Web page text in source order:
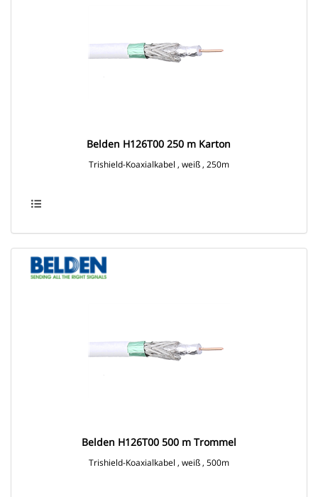
Belden H126T00 250 m Karton
Trishield-Koaxialkabel , weiß , 250m
Belden H126T00 500 m Trommel
Trishield-Koaxialkabel , weiß , 500m